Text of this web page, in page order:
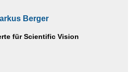
Berger
für Scientific Vision